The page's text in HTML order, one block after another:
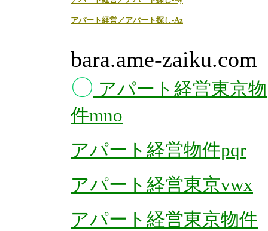
アパート経営／アパート探し-Az
bara.ame-zaiku.com
〇 アパート経営東京物
件mno
アパート経営物件pqr
アパート経営東京vwx
アパート経営東京物件